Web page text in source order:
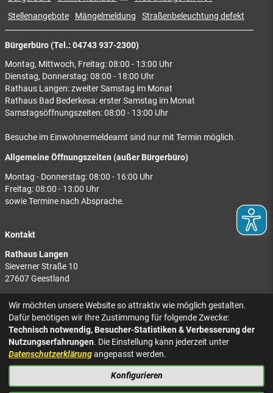
Bürgerbüro (Tel.: 04743 937-2300)
Montag, Mittwoch, Freitag: 08:00 - 13:00 Uhr
Dienstag, Donnerstag: 08:00 - 18:00 Uhr
Rathaus Langen: zweiter Samstag im Monat
Rathaus Bad Bederkesa: erster Samstag im Monat
Samstagsöffnungszeiten: 08:00 - 13:00 Uhr
Besuche im Einwohnermeldeamt sind nur mit Termin möglich.
Allgemeine Öffnungszeiten (außer Bürgerbüro)
Montag - Donnerstag: 08:00 - 16:00 Uhr
Freitag: 08:00 - 13:00 Uhr
sowie Termine nach Absprache.
Kontakt
Rathaus Langen
Sieverner Straße 10
27607 Geestland
Rathaus Bad Bederkesa
Am Markt 8
27624 Geestland
Tel.: 04743 937-2300
Stellenangebote
Mängelmeldung Straßenbeleuchtung defekt
KONTAKT
NACH OBEN
Wir möchten unsere Website so attraktiv wie möglich gestalten.
Dafür benötigen wir Ihre Zustimmung für folgende Zwecke:
Technisch notwendig, Besucher-Statistiken & Verbesserung der
Nutzungserfahrungen. Die Einstellung kann jederzeit unter
Datenschutzerklärungangepasst werden.
Konfigurieren